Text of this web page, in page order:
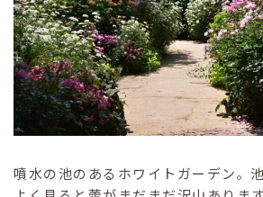
噴水の池のあるホワイトガーデン。